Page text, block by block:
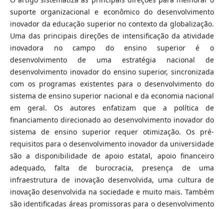
suporte organizacional e econômico do desenvolvimento
inovador da educação superior no contexto da globalização.
Uma das principais direções de intensificação da atividade
inovadora no campo do ensino superior é o
desenvolvimento de uma estratégia nacional de
desenvolvimento inovador do ensino superior, sincronizada
com os programas existentes para o desenvolvimento do
sistema de ensino superior nacional e da economia nacional
em geral. Os autores enfatizam que a política de
financiamento direcionado ao desenvolvimento inovador do
sistema de ensino superior requer otimização. Os pré-
requisitos para o desenvolvimento inovador da universidade
são a disponibilidade de apoio estatal, apoio financeiro
adequado, falta de burocracia, presença de uma
infraestrutura de inovação desenvolvida, uma cultura de
inovação desenvolvida na sociedade e muito mais. Também
são identificadas áreas promissoras para o desenvolvimento